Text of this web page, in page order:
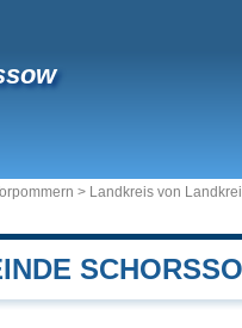
> Landkreis von